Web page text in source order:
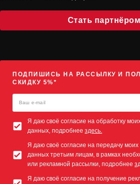
Стать партнёром
ПОДПИШИСЬ НА РАССЫЛКУ И
СКИДКУ 5%*
Я даю своё согласие на обработку
данных, подробнее здесь.
Я даю своё согласие на передачу
данных третьим лицам, в рамках
или рекламной рассылки, подробнее
Я даю своё согласие на получение